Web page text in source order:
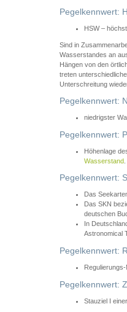
Pegelkennwert:
HSW –
Sind in
Wasserstandes an
Hängen von den
treten
Unterschreitung
Pegelkennwert:
niedrigster
Pegelkennwert:
Höhenlage
Wasserstand
Pegelkennwert:
Das
Das SKN
deutschen
In
Astronomical
Pegelkennwert:
Pegelkennwert:
Stauziel I